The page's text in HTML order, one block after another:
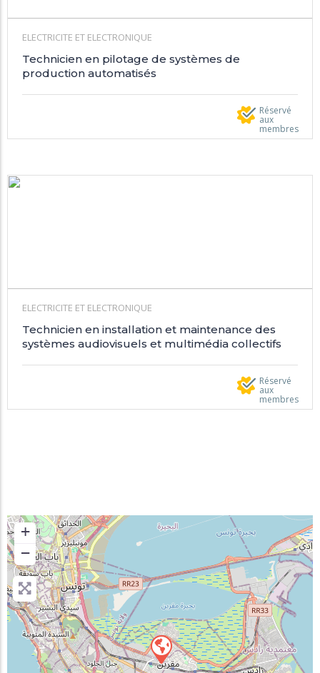
ELECTRICITE ET ELECTRONIQUE
Technicien en pilotage de systèmes de
production automatisés
Réservé
aux
membres
ELECTRICITE ET ELECTRONIQUE
Technicien en installation et maintenance des
systèmes audiovisuels et multimédia collectifs
Réservé
aux
membres
+
−